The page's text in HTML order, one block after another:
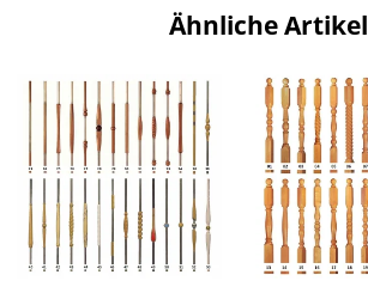
Ähnliche Artikel